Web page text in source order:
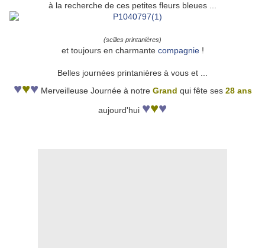
à la recherche de ces petites fleurs bleues ...
(scilles printanières)
et toujours en charmante compagnie!
Belles journées printanières à vous et ...
♥♥♥ Merveilleuse Journée à notre Grand qui fête ses 28 ans
aujourd'hui ♥♥♥